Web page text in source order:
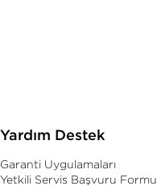
Yardım Destek
Garanti Uygulamaları
Yetkili Servis Başvuru Formu